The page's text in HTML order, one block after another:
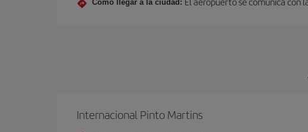
Cómo llegar a la ciudad:
Internacional Pinto Martins